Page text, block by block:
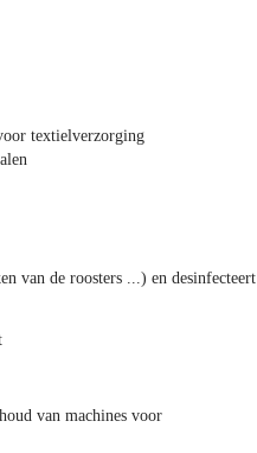
textielverzorging
van de roosters ...) en desinfecteert
van machines voor